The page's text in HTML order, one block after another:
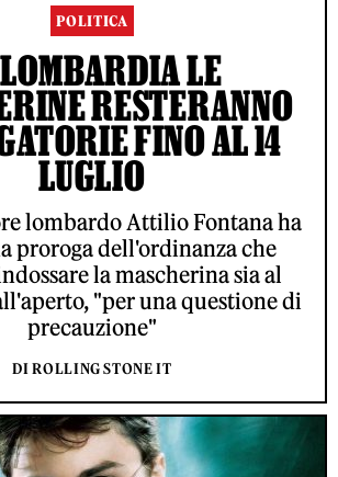
POLITICA
LE
RESTERANNO
FINO AL 14
LUGLIO
lombardo Attilio Fontana ha
proroga dell'ordinanza che
la mascherina sia al
"per una questione di
precauzione"
DI ROLLING STONE IT